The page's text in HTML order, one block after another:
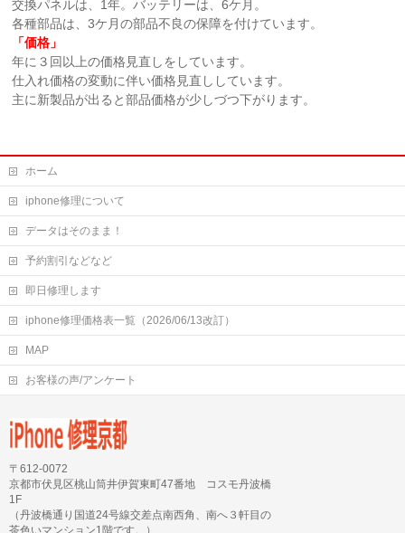
交換パネルは、1年。バッテリーは、6ケ月。
各種部品は、3ケ月の部品不良の保障を付けています。
「価格」
年に３回以上の価格見直しをしています。
仕入れ価格の変動に伴い価格見直ししています。
主に新製品が出ると部品価格が少しづつ下がります。
ホーム
iphone修理について
データはそのまま！
予約割引などなど
即日修理します
iphone修理価格表一覧（2026/06/13改訂）
MAP
お客様の声/アンケート
〒612-0072
京都市伏見区桃山筒井伊賀東町47番地 コスモ丹波橋
1F
（丹波橋通り国道24号線交差点南西角、南へ３軒目の